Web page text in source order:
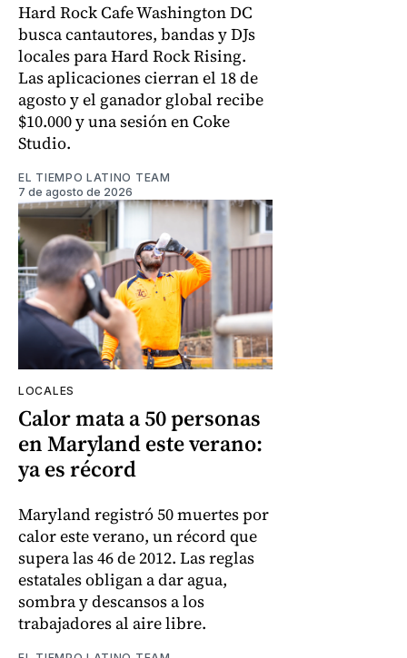
Hard Rock Cafe Washington DC
busca cantautores, bandas y DJs
locales para Hard Rock Rising.
Las aplicaciones cierran el 18 de
agosto y el ganador global recibe
$10.000 y una sesión en Coke
Studio.
EL TIEMPO LATINO TEAM
7 de agosto de 2026
LOCALES
Calor mata a 50 personas
en Maryland este verano:
ya es récord
Maryland registró 50 muertes por
calor este verano, un récord que
supera las 46 de 2012. Las reglas
estatales obligan a dar agua,
sombra y descansos a los
trabajadores al aire libre.